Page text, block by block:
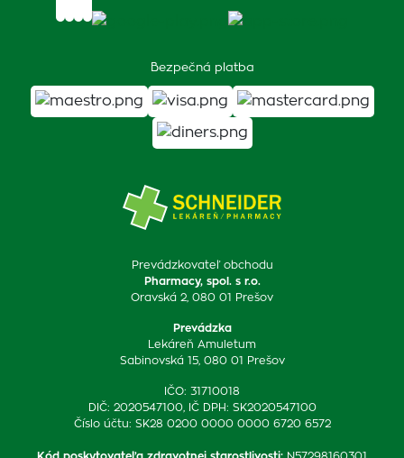
Prevádzkovateľ obchodu
Pharmacy, spol. s r.o.
Oravská 2, 080 01 Prešov
Prevádzka
Lekáreň Amuletum
Sabinovská 15, 080 01 Prešov
IČO: 31710018
DIČ: 2020547100, IČ DPH: SK2020547100
Číslo účtu: SK28 0200 0000 0000 6720 6572
Bezpečná platba